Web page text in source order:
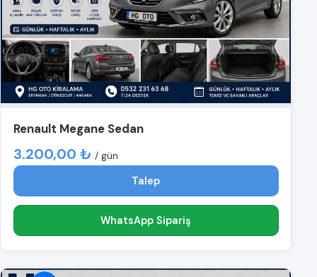
Renault Megane Sedan
3.200,00 ₺ / gün
Talep
WhatsApp Sipariş